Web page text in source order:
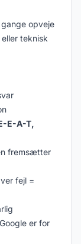
opveje
teknisk
E-A-T,
fremsætter
fejl =
er for